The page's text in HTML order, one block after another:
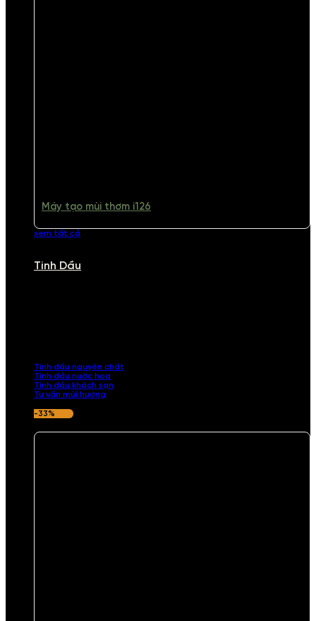
Máy tạo mùi thơm i126
xem tất cả
Tinh Dầu
Tinh dầu nguyên chất
Tinh dầu nước hoa
Tinh dầu khách sạn
Tư vấn mùi hương
-33%